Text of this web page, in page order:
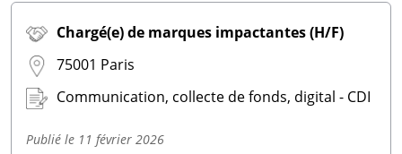
Chargé(e) de marques impactantes (H/F)
75001 Paris
Communication, collecte de fonds, digital - CDI
Publié le 11 février 2026